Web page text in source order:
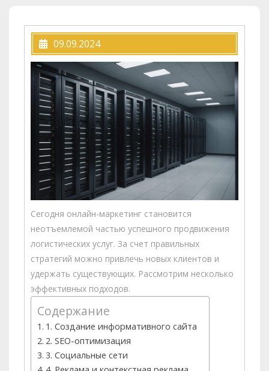
09.09.2024
Сегодня онлайн-маркетинг становится
неотъемлемой частью успешного продвижения
логистических услуг. За счет правильных
стратегий можно привлечь новых клиентов и
удержать существующих. Рассмотрим несколько
эффективных подходов.
Содержание
1. Создание информативного сайта
2. SEO-оптимизация
3. Социальные сети